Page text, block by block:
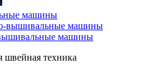
машины
машины
техника